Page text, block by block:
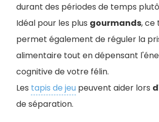
durant des périodes de temps
Idéal pour les plus gourmands, ce
permet également de réguler la
alimentaire tout en dépensant
cognitive de votre félin.
Les tapis de jeu peuvent aider lors
de séparation.